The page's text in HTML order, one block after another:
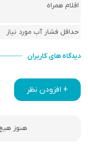
اقلام همراه
حداقل فشار آب مورد نیاز
دیدگاه های کاربران
+ افزودن نظر
هنوز